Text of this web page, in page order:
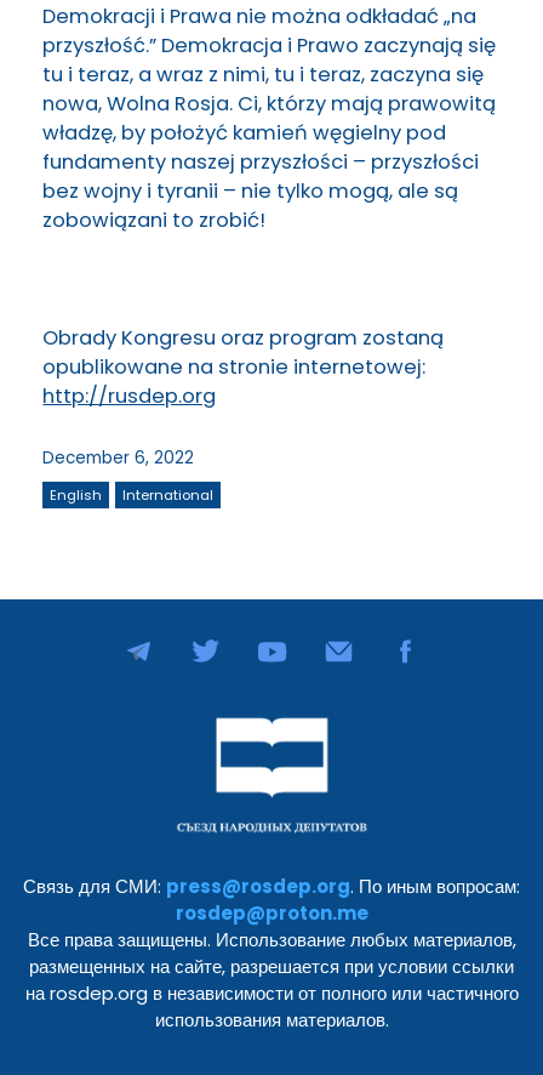
Demokracji i Prawa nie można odkładać „na
przyszłość.” Demokracja i Prawo zaczynają się
tu i teraz, a wraz z nimi, tu i teraz, zaczyna się
nowa, Wolna Rosja. Ci, którzy mają prawowitą
władzę, by położyć kamień węgielny pod
fundamenty naszej przyszłości – przyszłości
bez wojny i tyranii – nie tylko mogą, ale są
zobowiązani to zrobić!
Obrady Kongresu oraz program zostaną
opublikowane na stronie internetowej:
http://rusdep.org
December 6, 2022
English International
Связь для СМИ: press@rosdep.org. По иным вопросам:
rosdep@proton.me
Все права защищены. Использование любых материалов,
размещенных на сайте, разрешается при условии ссылки
на rosdep.org в независимости от полного или частичного
использования материалов.